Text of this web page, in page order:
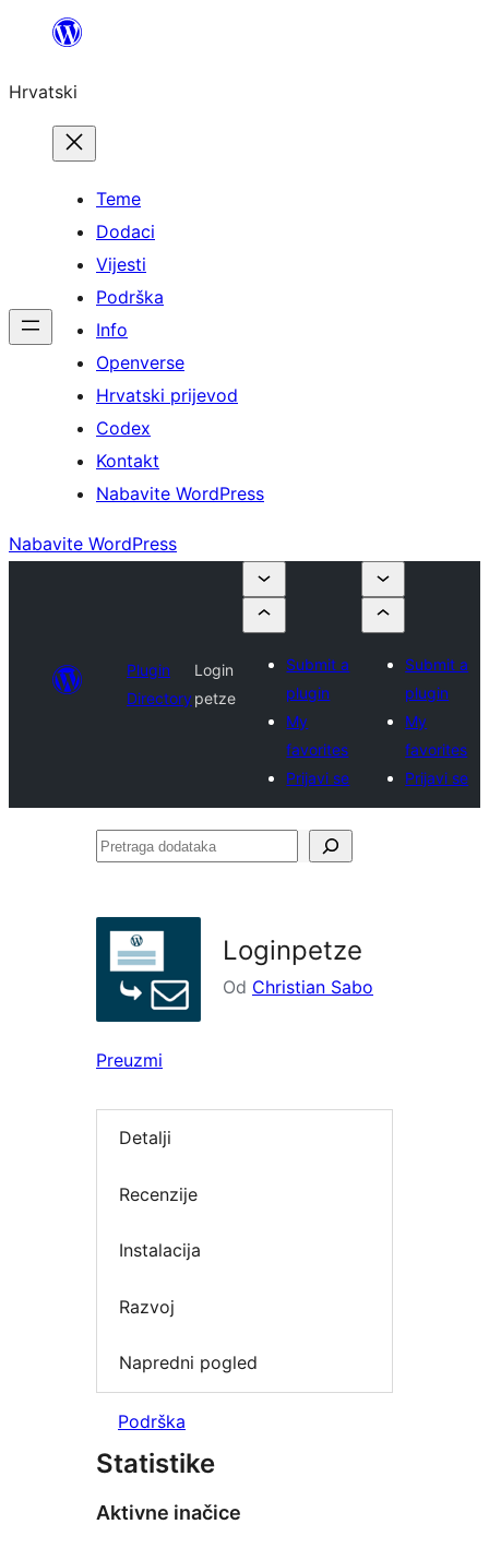
Skoči
sadržaja
Hrvatski
Teme
Dodaci
Vijesti
Podrška
Info
Openverse
Hrvatski prijevod
Codex
Kontakt
Nabavite WordPress
Nabavite WordPress
Plugin
Directory
Login
petze
Submit a
plugin
My
favorites
Prijavi se
Submit a
plugin
My
favorites
Prijavi se
Pretraga
Loginpetze
Od Christian Sabo
Preuzmi
Detalji
Recenzije
Instalacija
Razvoj
Napredni pogled
Podrška
Statistike
Aktivne inačice